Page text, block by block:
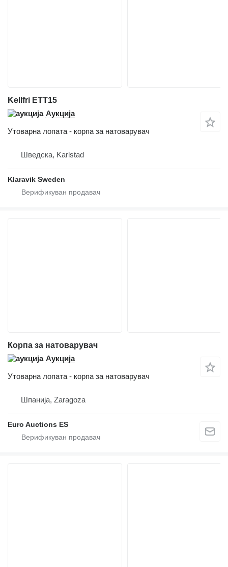
Kellfri ETT15
Аукција
Утоварна лопата - корпа за натоварувач
Шведска, Karlstad
Klaravik Sweden
Корпа за натоварувач
Аукција
Утоварна лопата - корпа за натоварувач
Шпанија, Zaragoza
Euro Auctions ES